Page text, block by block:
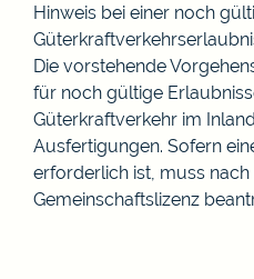
Hinweis bei einer noch
Die vorstehende
für noch gültige
Güterkraftverkehr im
Ausfertigungen. Sofern
erforderlich ist, muss nach
Gemeinschaftslizenz